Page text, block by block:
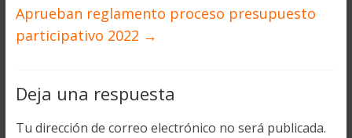
Aprueban reglamento proceso presupuesto
participativo 2022 →
Deja una respuesta
Tu dirección de correo electrónico no será publicada.